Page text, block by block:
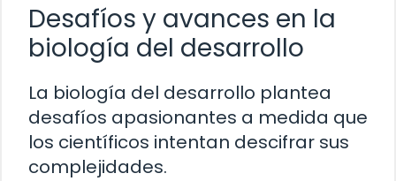
Desafíos y avances en la
biología del desarrollo
La biología del desarrollo plantea
desafíos apasionantes a medida que
los científicos intentan descifrar sus
complejidades.